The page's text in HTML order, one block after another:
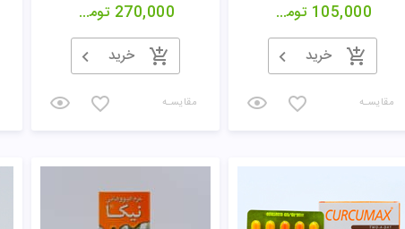
105,000 تومان
خرید
مقایسـه
270,000 تومان
خرید
مقایسـه